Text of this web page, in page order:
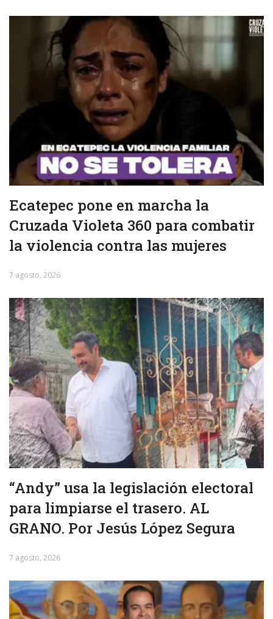
Ecatepec pone en marcha la
Cruzada Violeta 360 para combatir
la violencia contra las mujeres
7 agosto, 2026
“Andy” usa la legislación electoral
para limpiarse el trasero. AL
GRANO. Por Jesús López Segura
7 agosto, 2026